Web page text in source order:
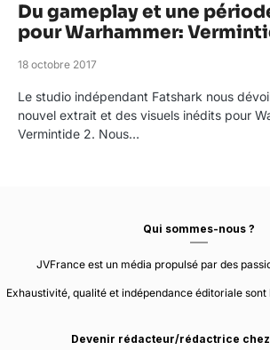
Du gameplay et une
pour Warhammer:
18 octobre 2017
Le studio indépendant Fatshark nous
nouvel extrait et des visuels inédits pour
Vermintide 2. Nous…
Qui sommes-nous ?
JVFrance est un média propulsé par des
Exhaustivité, qualité et indépendance éditoriale
Devenir rédacteur/rédactrice